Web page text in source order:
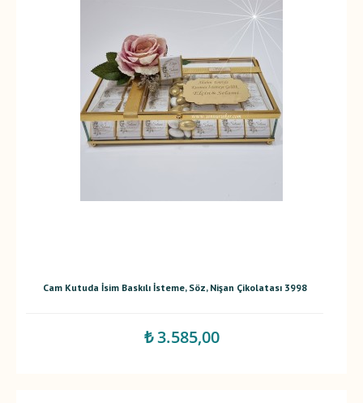
Cam Kutuda İsim Baskılı İsteme, Söz, Nişan Çikolatası 3998
₺ 3.585,00